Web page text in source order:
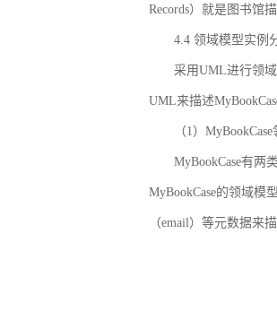
Records）就是图书馆
4.4 领域模型实例
采用UML进行领
UML来描述
（1）
MyBookCase有两
MyBookCase的领域模
（email）等元数据来